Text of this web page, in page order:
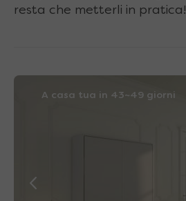
resta che metterli in pratica!
A casa tua in 43~49 giorni